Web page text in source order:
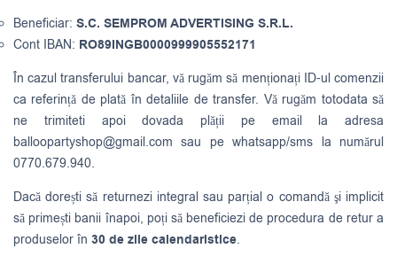
Beneficiar: S.C. SEMPROM ADVERTISING S.R.L.
Cont IBAN: RO89INGB0000999905552171
În cazul transferului bancar, vă rugăm să menționați ID-ul comenzii
ca referință de plată în detaliile de transfer. Vă rugăm totodata să
ne trimiteti apoi dovada plății pe email la adresa
balloopartyshop@gmail.com sau pe whatsapp/sms la numărul
0770.679.940.
Dacă dorești să returnezi integral sau parțial o comandă şi implicit
să primești banii înapoi, poți să beneficiezi de procedura de retur a
produselor în 30 de zile calendaristice.